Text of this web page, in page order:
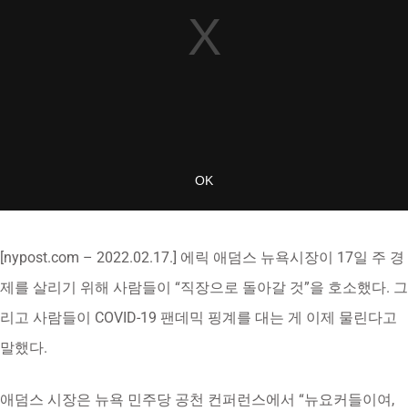
[nypost.com – 2022.02.17.] 에릭 애덤스 뉴욕시장이 17일 주 경
제를 살리기 위해 사람들이 “직장으로 돌아갈 것”을 호소했다. 그
리고 사람들이 COVID-19 팬데믹 핑계를 대는 게 이제 물린다고
말했다.
애덤스 시장은 뉴욕 민주당 공천 컨퍼런스에서 “뉴요커들이여,